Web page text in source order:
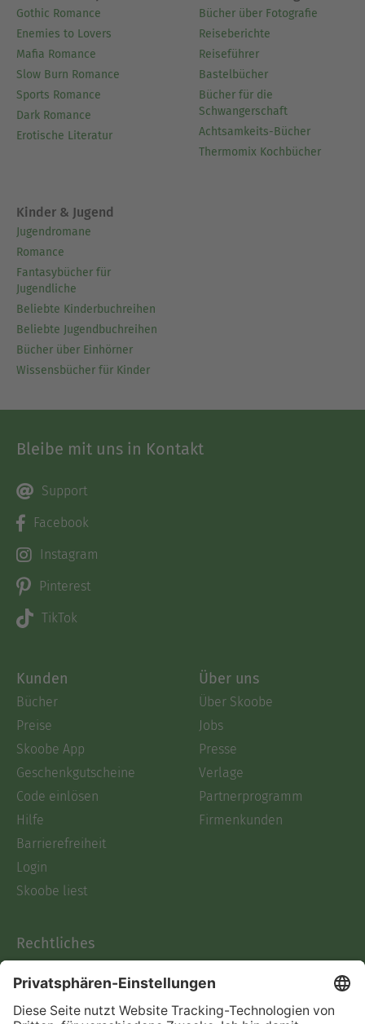
Gothic Romance
Enemies to Lovers
Mafia Romance
Slow Burn Romance
Sports Romance
Dark Romance
Erotische Literatur
Bücher über Fotografie
Reiseberichte
Reiseführer
Bastelbücher
Bücher für die
Schwangerschaft
Achtsamkeits-Bücher
Thermomix Kochbücher
Kinder & Jugend
Jugendromane
Romance
Fantasybücher für
Jugendliche
Beliebte Kinderbuchreihen
Beliebte Jugendbuchreihen
Bücher über Einhörner
Wissensbücher für Kinder
Bleibe mit uns in Kontakt
Support
Facebook
Instagram
Pinterest
TikTok
Kunden
Bücher
Preise
Skoobe App
Geschenkgutscheine
Code einlösen
Hilfe
Barrierefreiheit
Login
Skoobe liest
Über uns
Über Skoobe
Jobs
Presse
Verlage
Partnerprogramm
Firmenkunden
Rechtliches
AGB
Informationen nach Data